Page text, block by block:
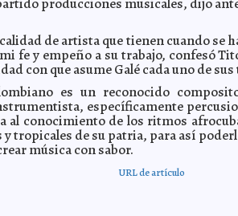
de artista que tienen cuando se
fe y empeño a su trabajo, confesó
con que asume Galé cada uno de
es un reconocido
específicamente
al conocimiento de los ritmos
tropicales de su patria, para así
música con sabor.
URL de artículo